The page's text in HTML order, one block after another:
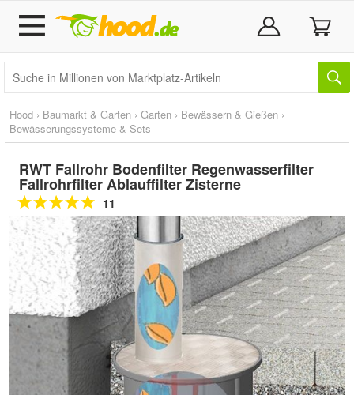
Hood › Baumarkt & Garten › Garten › Bewässern & Gießen ›
Bewässerungssysteme & Sets
RWT Fallrohr Bodenfilter Regenwasserfilter
Fallrohrfilter Ablauffilter Zisterne
11